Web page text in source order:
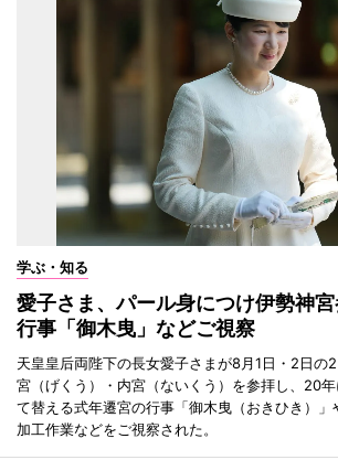
学ぶ・知る
愛子さま、パール身につけ伊勢神
行事「御木曳」などご視察
天皇皇后両陛下の長女愛子さまが8月1日・2日の
宮（げくう）・内宮（ないくう）を参拝し、20
て替える式年遷宮の行事「御木曳（おきひき）
加工作業などをご視察された。